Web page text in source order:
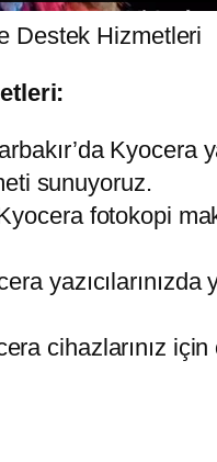
Destek Hizmetleri
Kyocera
sunuyoruz.
fotokopi
cihazlarınız